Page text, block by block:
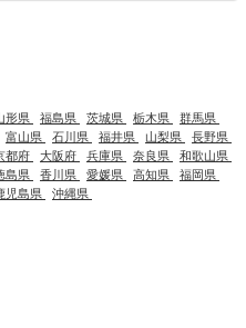
形県 福島県 茨城県 栃木県
群馬県
富山県 石川県 福井県 山梨県
長野県
都府 大阪府 兵庫県 奈良県
和歌山県
島県 香川県 愛媛県 高知県
福岡県
児島県 沖縄県